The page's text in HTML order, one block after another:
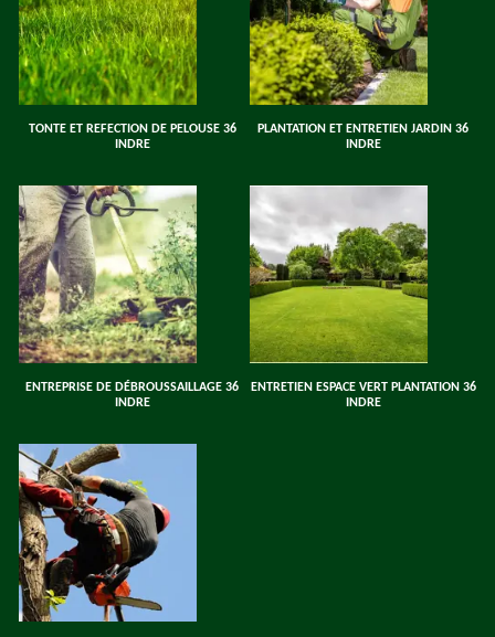
TONTE ET REFECTION DE PELOUSE 36
INDRE
PLANTATION ET ENTRETIEN JARDIN 36
INDRE
ENTREPRISE DE DÉBROUSSAILLAGE 36
INDRE
ENTRETIEN ESPACE VERT PLANTATION 36
INDRE